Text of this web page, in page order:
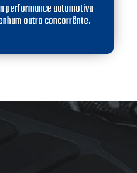
performance automotiva
outro concorrênte.